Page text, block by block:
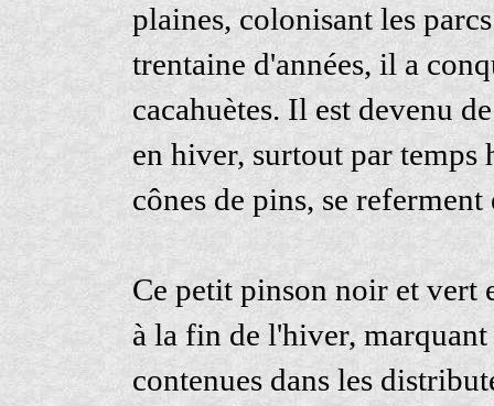
plaines, colonisant les
trentaine d'années, il a
cacahuètes. Il est devenu
en hiver, surtout par temps
cônes de pins, se
Ce petit pinson noir et vert
à la fin de l'hiver,
contenues dans les